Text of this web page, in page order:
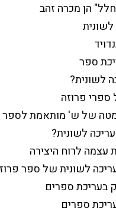
הן מכרה זהב
ספר
לשונית?
ספרי פרוזה
של ש' מותאמת לספר
לשונית?
לרוח היצירה
לשונית של ספר
בעריכת ספרים
ספרים